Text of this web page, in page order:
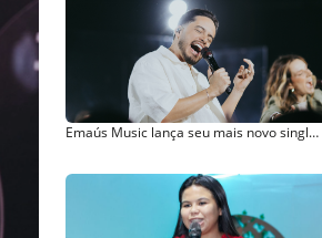
Emaús Music lança seu mais novo single "Refúgio"